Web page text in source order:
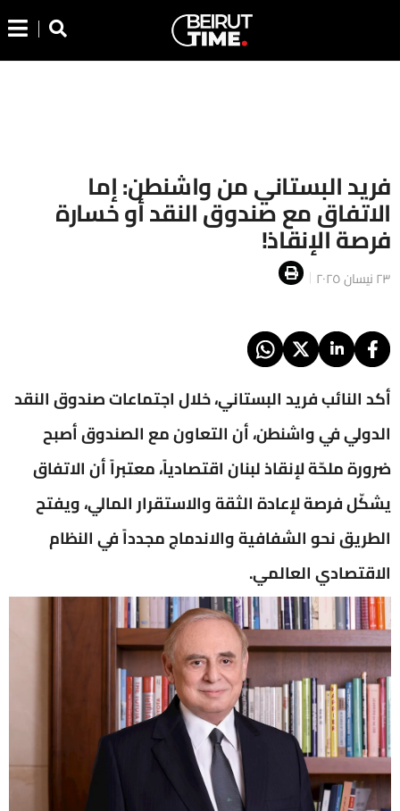
فريد البستاني من واشنطن: إما
الاتفاق مع صندوق النقد أو خسارة
فرصة الإنقاذ!
٢٣ نيسان ٢٠٢٥
أكد النائب فريد البستاني، خلال اجتماعات صندوق النقد
الدولي في واشنطن، أن التعاون مع الصندوق أصبح
ضرورة ملحّة لإنقاذ لبنان اقتصادياً، معتبراً أن الاتفاق
يشكّل فرصة لإعادة الثقة والاستقرار المالي، ويفتح
الطريق نحو الشفافية والاندماج مجدداً في النظام
الاقتصادي العالمي.